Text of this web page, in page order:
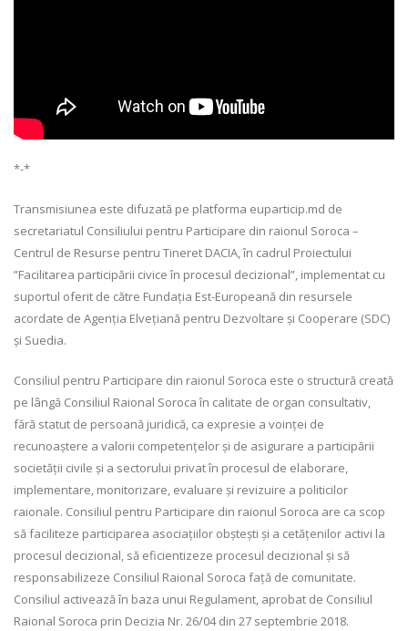
*-*
Transmisiunea este difuzată pe platforma euparticip.md de
secretariatul Consiliului pentru Participare din raionul Soroca –
Centrul de Resurse pentru Tineret DACIA, în cadrul Proiectului
”Facilitarea participării civice în procesul decizional”, implementat cu
suportul oferit de către Fundația Est-Europeană din resursele
acordate de Agenția Elvețiană pentru Dezvoltare și Cooperare (SDC)
și Suedia.
Consiliul pentru Participare din raionul Soroca este o structură creată
pe lângă Consiliul Raional Soroca în calitate de organ consultativ,
fără statut de persoană juridică, ca expresie a voinței de
recunoaștere a valorii competențelor și de asigurare a participării
societății civile și a sectorului privat în procesul de elaborare,
implementare, monitorizare, evaluare și revizuire a politicilor
raionale. Consiliul pentru Participare din raionul Soroca are ca scop
să faciliteze participarea asociațiilor obștești și a cetățenilor activi la
procesul decizional, să eficientizeze procesul decizional și să
responsabilizeze Consiliul Raional Soroca față de comunitate.
Consiliul activează în baza unui Regulament, aprobat de Consiliul
Raional Soroca prin Decizia Nr. 26/04 din 27 septembrie 2018.